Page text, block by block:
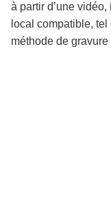
à partir d’une vidéo,
local compatible,
méthode de gravure